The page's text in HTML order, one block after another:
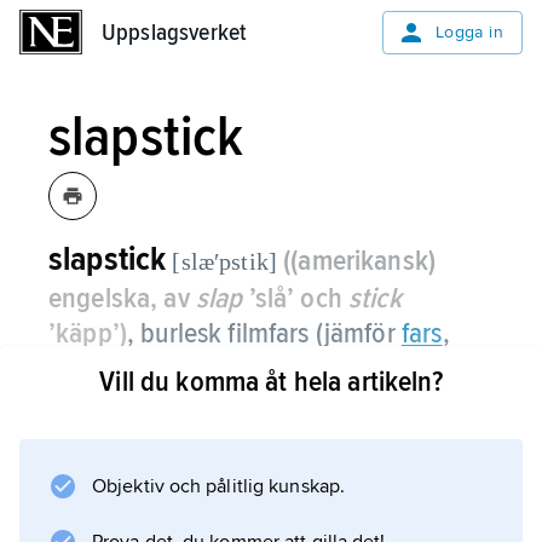
Uppslagsverket Logga in
slapstick
slapstick [slæʹpstik] ((amerikansk)
engelska, av slap’slå’ och stick
’käpp’), burlesk filmfars (jämförfars,
Film) med våldsamma upptåg i högt
överdrifter. Typiska inslag i slapstick är t.ex.
Vill du komma åt hela artikeln?
Objektiv och pålitlig kunskap.